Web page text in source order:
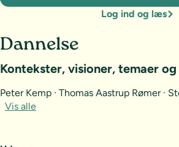
Dannelse
Kontekster, visioner, temaer
Peter Kemp · Thomas Aastrup Rømer ·
Vis alle
Log ind og læs